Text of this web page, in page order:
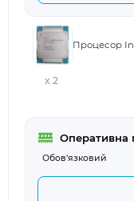
Процесор
x 2
Оперативна
Обов'язковий